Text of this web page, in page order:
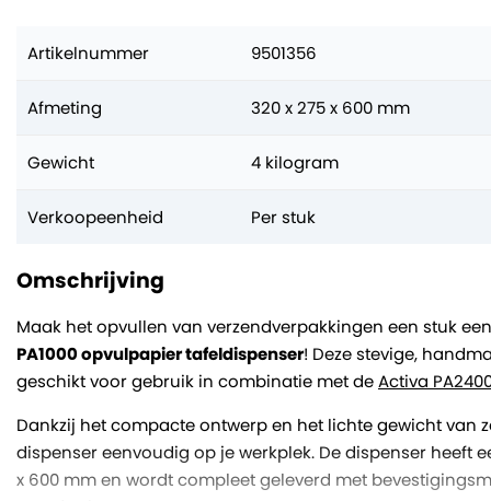
Artikelnummer 9501356
Afmeting 320 x 275 x 600 mm
Gewicht 4 kilogram
Verkoopeenheid Per stuk
Omschrijving
Maak het opvullen van verzendverpakkingen een stuk
PA1000 opvulpapier tafeldispenser! Deze stevige,
geschikt voor gebruik in combinatie met deActiva
Dankzij het compacte ontwerp en het lichte gewicht van
dispenser eenvoudig op je werkplek. De dispenser heeft
x 600 mm en wordt compleet geleverd met